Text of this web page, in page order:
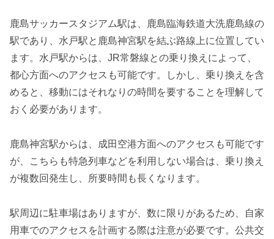
鹿島サッカースタジアム駅は、鹿島臨海鉄道大洗鹿島線の
駅であり、水戸駅と鹿島神宮駅を結ぶ路線上に位置してい
ます。水戸駅からは、JR常磐線との乗り換えによって、
都心方面へのアクセスも可能です。しかし、乗り換えを含
めると、移動にはそれなりの時間を要することを理解して
おく必要があります。
鹿島神宮駅からは、成田空港方面へのアクセスも可能です
が、こちらも特急列車などを利用しない場合は、乗り換え
が複数回発生し、所要時間も長くなります。
駅周辺に駐車場はありますが、数に限りがあるため、自家
用車でのアクセスを計画する際は注意が必要です。公共交